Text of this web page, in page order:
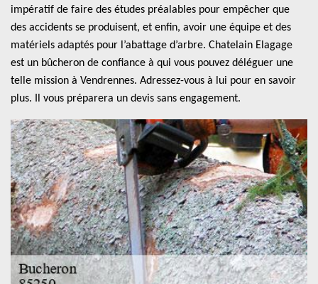
impératif de faire des études préalables pour empêcher que
des accidents se produisent, et enfin, avoir une équipe et des
matériels adaptés pour l’abattage d’arbre. Chatelain Elagage
est un bûcheron de confiance à qui vous pouvez déléguer une
telle mission à Vendrennes. Adressez-vous à lui pour en savoir
plus. Il vous préparera un devis sans engagement.